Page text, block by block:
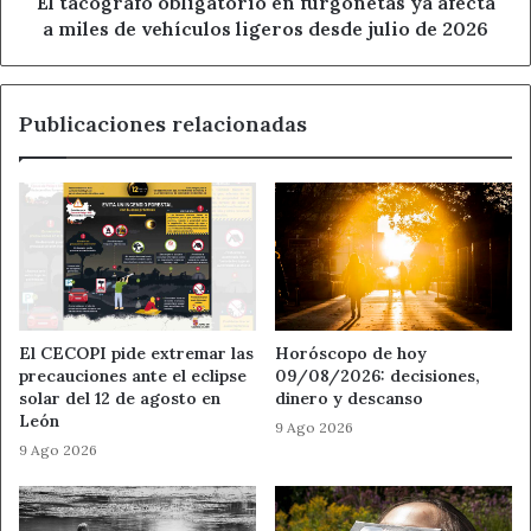
acuerdos familiares y pequeñas decisiones
Riesgo/precaución: responder deprisa, gastar para
quedar bien o aceptar planes sin ganas puede torcer
Decisión inteligente: elegir menos compromisos,
pero cumplirlos con presencia y margen.
Ranking del día: quién avanza
con menos desgaste
RANKING DEL DÍA
TOP 3 signos:
Virgo: destaca en trabajo-dinero porque detecta
gastos, errores y tareas pendientes antes de que
vehículos
de
a miles de vehículos ligeros desde julio de 2026
Publicaciones relacionadas
El CECOPI pide extremar las
precauciones ante el eclipse
solar del 12 de agosto en
León
9 Ago 2026
Horóscopo de hoy
09/08/2026: decisiones,
dinero y descanso
9 Ago 2026